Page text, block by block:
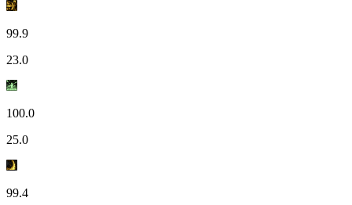
99.9
23.0
100.0
25.0
99.4